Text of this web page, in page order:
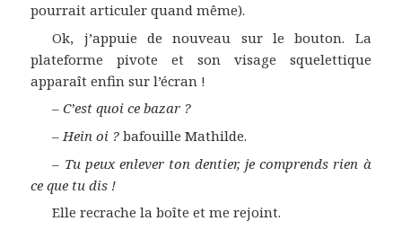
pourrait articuler quand même).
Ok, j’appuie de nouveau sur le bouton. La
plateforme pivote et son visage squelettique
apparaît enfin sur l’écran !
–C’est quoi ce bazar ?
–Hein oi ?bafouille Mathilde.
– Tu peux enlever ton dentier, je comprends rien à
ce que tu dis !
Elle recrache la boîte et me rejoint.